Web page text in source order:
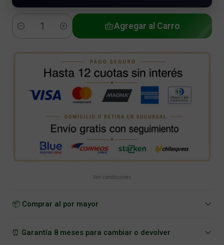
Cantidad
Agregar al Carro
Ver condiciones
📦 Comprar al por mayor
⏰ Garantía 8 meses para cambiar o devolver